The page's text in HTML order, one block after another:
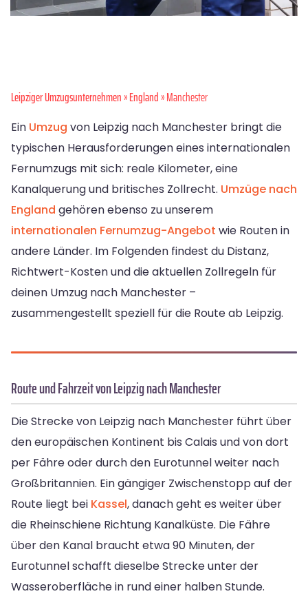
Leipziger Umzugsunternehmen»England» Manchester
Ein Umzug von Leipzig nach Manchester bringt die
typischen Herausforderungen eines internationalen
Fernumzugs mit sich: reale Kilometer, eine
Kanalquerung und britisches Zollrecht. Umzüge nach
England gehören ebenso zu unserem
internationalen Fernumzug-Angebot wie Routen in
andere Länder. Im Folgenden findest du Distanz,
Richtwert-Kosten und die aktuellen Zollregeln für
deinen Umzug nach Manchester –
zusammengestellt speziell für die Route ab Leipzig.
Route und Fahrzeit von Leipzig nach Manchester
Die Strecke von Leipzig nach Manchester führt über
den europäischen Kontinent bis Calais und von dort
per Fähre oder durch den Eurotunnel weiter nach
Großbritannien. Ein gängiger Zwischenstopp auf der
Route liegt bei Kassel, danach geht es weiter über
die Rheinschiene Richtung Kanalküste. Die Fähre
über den Kanal braucht etwa 90 Minuten, der
Eurotunnel schafft dieselbe Strecke unter der
Wasseroberfläche in rund einer halben Stunde.